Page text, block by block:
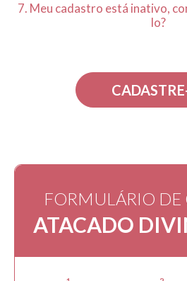
7. Meu cadastro está inativo,
lo?
FORMULÁRIO DE
ATACADO